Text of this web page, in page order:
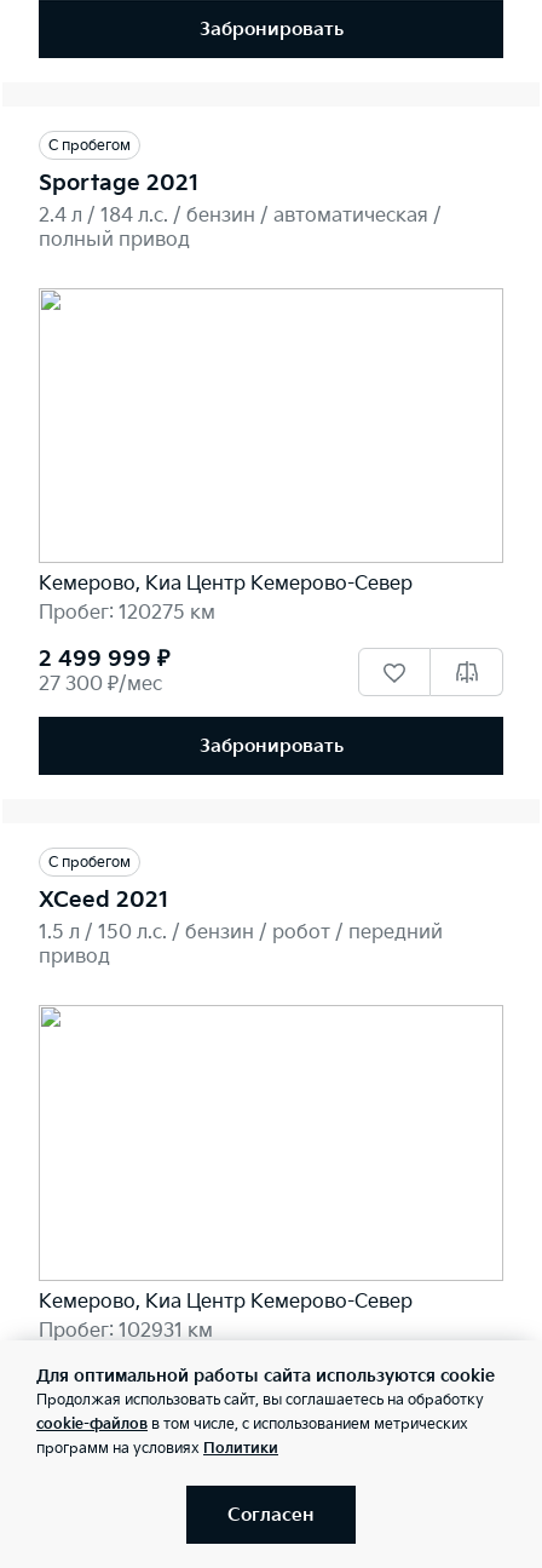
Забронировать
С пробегом
Sportage 2021
2.4 л / 184 л.c. / бензин / автоматическая /
полный привод
Кемерово, Киа Центр Кемерово-Север
Пробег: 120275 км
2 499 999 ₽
27 300 ₽/мес
Забронировать
С пробегом
XCeed 2021
1.5 л / 150 л.c. / бензин / робот / передний
привод
Кемерово, Киа Центр Кемерово-Север
Пробег: 102931 км
1 744 999 ₽
19 060 ₽/мес
Для оптимальной работы сайта используются cookie
Продолжая использовать сайт, вы соглашаетесь на обработку
cookie-файлов в том числе, с использованием метрических
программ на условиях Политики
Согласен